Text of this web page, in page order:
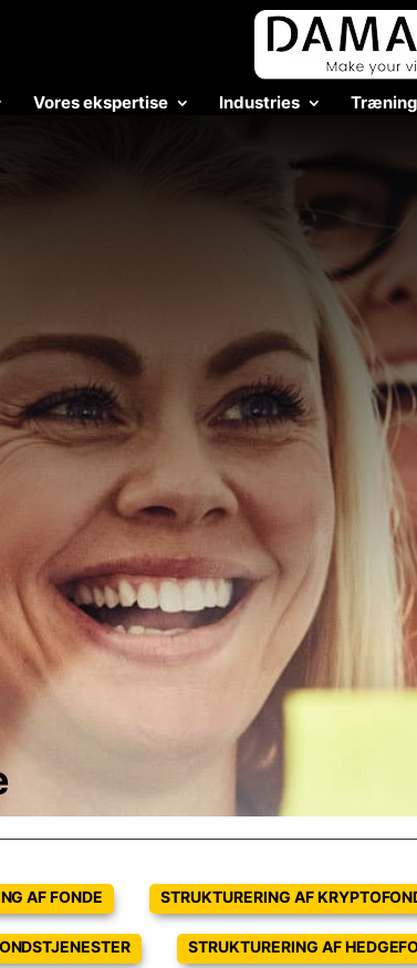
Vores ekspertise Industries
AF FONDE STRUKTURERING AF
STRUKTURERING AF